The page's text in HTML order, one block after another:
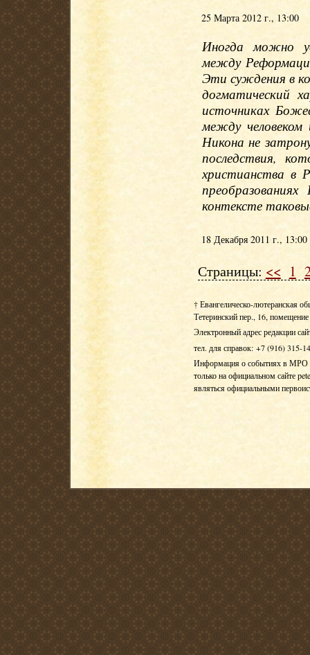
25 Марта 2012 г., 13:00
Иногда можно
между
Эти суждения в
догматический
источниках
между
Никона не
последствия,
христианства в
контексте
18 Декабря 2011 г., 13:00
Страницы: << 1
† Евангелическо-лютеранская
Тетеринский пер., 16,
Электронный адрес редакции
тел. для справок: +7 (916) 315-
Информация о событиях в МРО
только на официальном сайте
являться официальными